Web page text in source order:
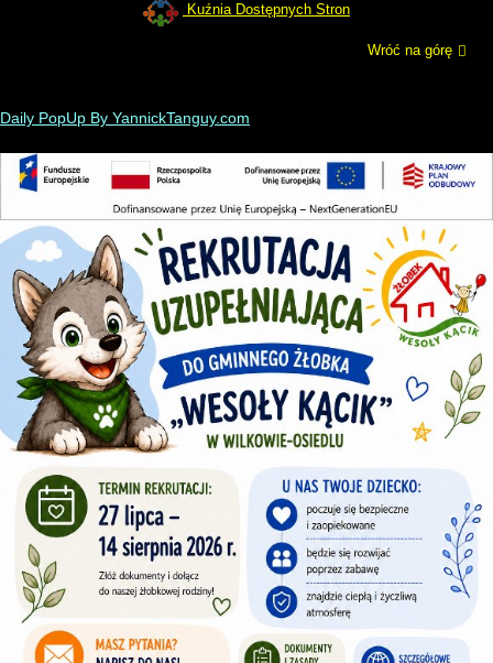
Kuźnia Dostępnych Stron
Wróć na górę
Daily PopUp By YannickTanguy.com